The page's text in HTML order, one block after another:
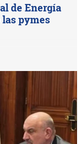
de Energía
pymes